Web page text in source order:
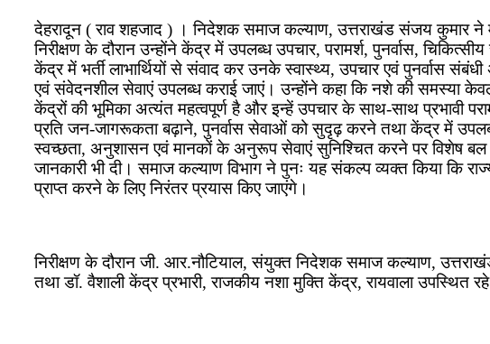
देहरादून ( राव शहजाद ) । निदेशक समाज कल्याण, उत्तराखंड संजय कुमार ने
निरीक्षण के दौरान उन्होंने केंद्र में उपलब्ध उपचार, परामर्श, पुनर्वास,
केंद्र में भर्ती लाभार्थियों से संवाद कर उनके स्वास्थ्य, उपचार एवं पुनर्वास संबंधी
एवं संवेदनशील सेवाएं उपलब्ध कराई जाएं। उन्होंने कहा कि नशे की समस्या
केंद्रों की भूमिका अत्यंत महत्वपूर्ण है और इन्हें उपचार के साथ-साथ प्रभावी
प्रति जन-जागरूकता बढ़ाने, पुनर्वास सेवाओं को सुदृढ़ करने तथा केंद्र में
स्वच्छता, अनुशासन एवं मानकों के अनुरूप सेवाएं सुनिश्चित करने पर विशेष बल
जानकारी भी दी। समाज कल्याण विभाग ने पुनः यह संकल्प व्यक्त किया कि
प्राप्त करने के लिए निरंतर प्रयास किए जाएंगे।
निरीक्षण के दौरान जी. आर.नौटियाल, संयुक्त निदेशक समाज कल्याण,
तथा डॉ. वैशाली केंद्र प्रभारी, राजकीय नशा मुक्ति केंद्र, रायवाला उपस्थित